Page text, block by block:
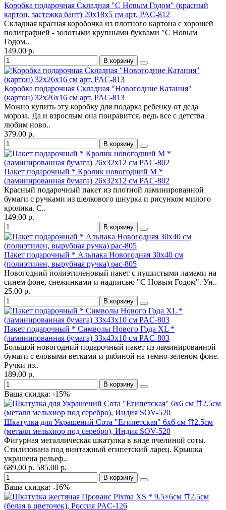
Коробка подарочная Складная "С Новым Годом" (красный
картон, застежка бант) 20х18х5 см арт. PAC-812
Складная красная коробочка из плотного картона с хорошей
полиграфией - золотыми крупными буквами "С Новым
Годом..
149.00 р.
В корзину
Коробка подарочная Складная "Новогодние Катания"
(картон) 32х26х16 см арт. PAC-813
Можно купить эту коробку для подарка ребенку от деда
мороза. Да и взрослым она понравится, ведь все с детства
любим ново..
379.00 р.
В корзину
Пакет подарочный * Кролик новогодний M *
(ламинированная бумага) 26х32х12 см PAC-802
Красный подарочный пакет из плотной ламинированной
бумаги с ручками из шелкового шнурка и рисунком милого
кролика. С..
149.00 р.
В корзину
Пакет подарочный * Альпака Новогодняя 30х40 см
(полиэтилен, вырубная ручка) pac-805
Новогодний полиэтиленовый пакет с пушистыми ламами на
синем фоне, снежинками и надписью "С Новым Годом". Ун..
25.00 р.
В корзину
Пакет подарочный * Символы Нового Года XL *
(ламинированная бумага) 33х43х10 см PAC-803
Большой новогодний подарочный пакет из ламинированной
бумаги с еловыми ветками и рябиной на темно-зеленом фоне.
Ручки из..
189.00 р.
В корзину
Ваша скидка: -15%
Шкатулка для Украшений Сота "Египетская" 6х6 см ⇈2.5см
(металл мельхиор под серебро), Индия SOV-520
Фигурная металлическая шкатулка в виде пчелиной соты.
Стилизована под винтажный египетский ларец. Крышка
украшена рельеф..
689.00 р. 585.00 р.
В корзину
Ваша скидка: -16%